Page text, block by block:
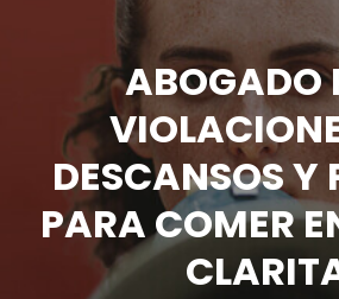
ABOGADO
DESCANSOS Y
PARA COMER